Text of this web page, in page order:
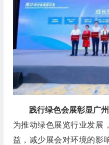
践行绿色会展彰显广
为推动绿色展览行业发展
益，减少展会对环境的影